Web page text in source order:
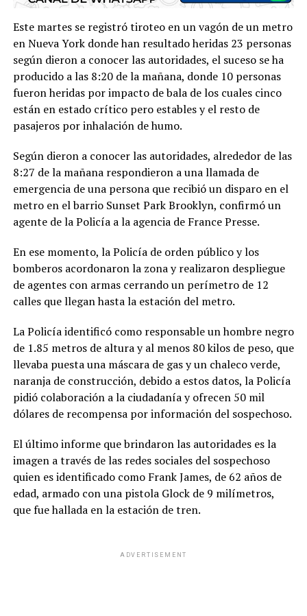
Este martes se registró tiroteo en un vagón de un metro
en Nueva York donde han resultado heridas 23 personas
según dieron a conocer las autoridades, el suceso se ha
producido a las 8:20 de la mañana, donde 10 personas
fueron heridas por impacto de bala de los cuales cinco
están en estado crítico pero estables y el resto de
pasajeros por inhalación de humo.
Según dieron a conocer las autoridades, alrededor de las
8:27 de la mañana respondieron a una llamada de
emergencia de una persona que recibió un disparo en el
metro en el barrio Sunset Park Brooklyn, confirmó un
agente de la Policía a la agencia de France Presse.
En ese momento, la Policía de orden público y los
bomberos acordonaron la zona y realizaron despliegue
de agentes con armas cerrando un perímetro de 12
calles que llegan hasta la estación del metro.
La Policía identificó como responsable un hombre negro
de 1.85 metros de altura y al menos 80 kilos de peso, que
llevaba puesta una máscara de gas y un chaleco verde,
naranja de construcción, debido a estos datos, la Policía
pidió colaboración a la ciudadanía y ofrecen 50 mil
dólares de recompensa por información del sospechoso.
El último informe que brindaron las autoridades es la
imagen a través de las redes sociales del sospechoso
quien es identificado como Frank James, de 62 años de
edad, armado con una pistola Glock de 9 milímetros,
que fue hallada en la estación de tren.
ADVERTISEMENT